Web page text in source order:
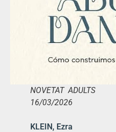
NOVETAT ADULTS
16/03/2026
KLEIN, Ezra